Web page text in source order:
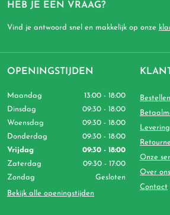
HEB JE EEN VRAAG?
Vind je antwoord snel en makkelijk op onze
OPENINGSTIJDEN
Maandag
13:00 - 18:00
Dinsdag
09:30 - 18:00
Woensdag
09:30 - 18:00
Donderdag
09:30 - 18:00
Vrijdag
09:30 - 18:00
Zaterdag
09:30 - 17:00
Zondag
Gesloten
Bekijk alle openingstijden
Bestellen
Levering
Onze
Over ons
Contact